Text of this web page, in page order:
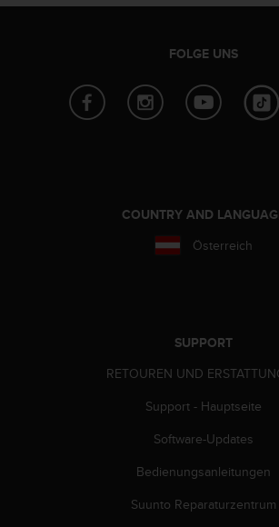
FOLGE UNS
COUNTRY AND
Österreich
SUPPORT
RETOUREN UND
Support - Hauptseite
Software-Updates
Bedienungsanleitungen
Suunto Reparaturzentrum